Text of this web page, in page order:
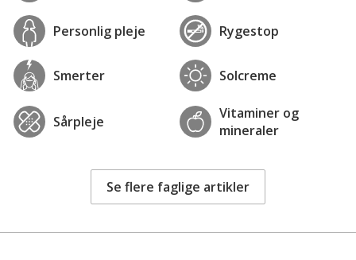
Personlig pleje Rygestop
Smerter Solcreme
Sårpleje
Vitaminer og
mineraler
Se flere faglige artikler